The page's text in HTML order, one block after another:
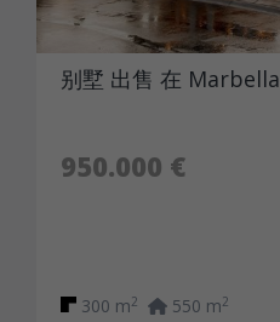
别墅 出售 在 Marbella
950.000 €
300 m2 550 m2